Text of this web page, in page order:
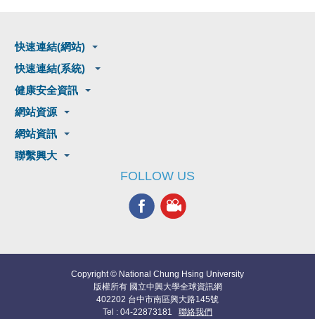
快速連結(網站)
快速連結(系統)
健康安全資訊
網站資源
網站資訊
聯繫興大
FOLLOW US
Copyright © National Chung Hsing University
版權所有 國立中興大學全球資訊網
402202 台中市南區興大路145號
Tel : 04-22873181 聯絡我們